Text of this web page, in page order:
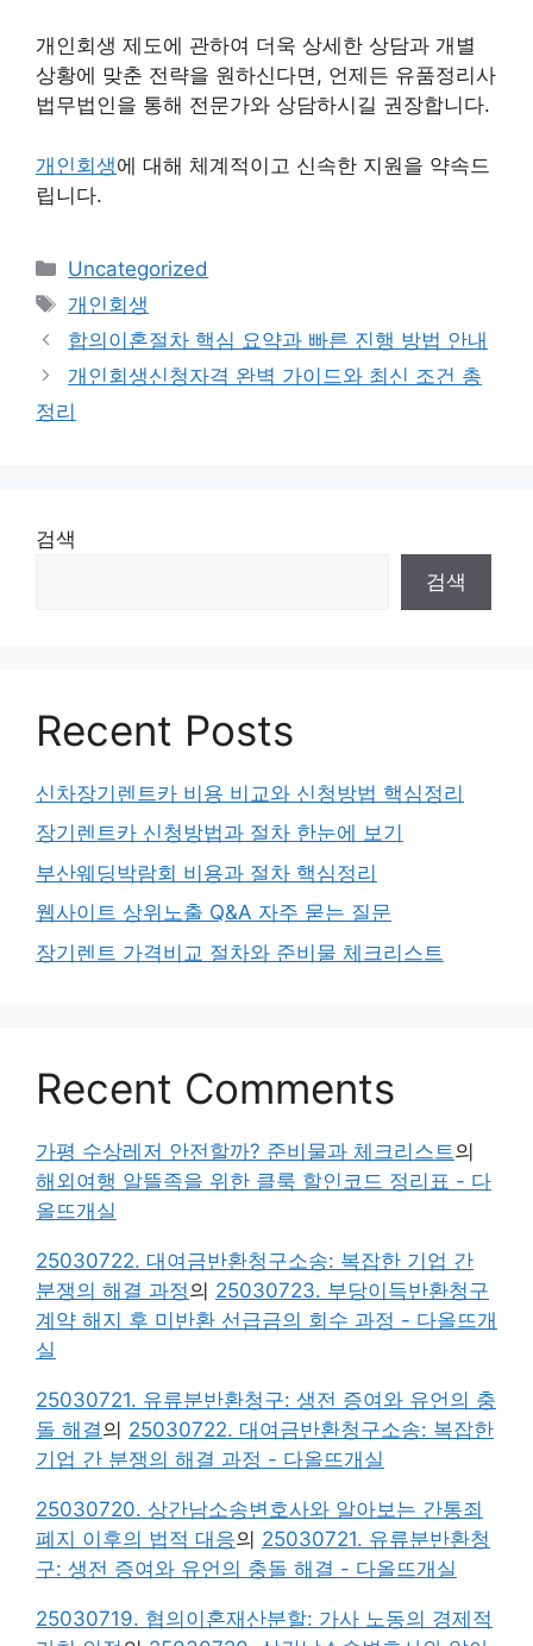
개인회생 제도에 관하여 더욱 상세한 상담과 개별
상황에 맞춘 전략을 원하신다면, 언제든 유품정리사
법무법인을 통해 전문가와 상담하시길 권장합니다.
개인회생에 대해 체계적이고 신속한 지원을 약속드
립니다.
카
테
고
리
Uncategorized
태
그
개인회생
합의이혼절차 핵심 요약과 빠른 진행 방법 안내
개인회생신청자격 완벽 가이드와 최신 조건 총
정리
검색
검색
Recent Posts
신차장기렌트카 비용 비교와 신청방법 핵심정리
장기렌트카 신청방법과 절차 한눈에 보기
부산웨딩박람회 비용과 절차 핵심정리
웹사이트 상위노출 Q&A 자주 묻는 질문
장기렌트 가격비교 절차와 준비물 체크리스트
Recent Comments
가평 수상레저 안전할까? 준비물과 체크리스트 의
해외여행 알뜰족을 위한 클룩 할인코드 정리표 - 다
올뜨개실
25030722. 대여금반환청구소송: 복잡한 기업 간
분쟁의 해결 과정의 25030723. 부당이득반환청구
계약 해지 후 미반환 선급금의 회수 과정 - 다올뜨개
실
25030721. 유류분반환청구: 생전 증여와 유언의 충
돌 해결의 25030722. 대여금반환청구소송: 복잡한
기업 간 분쟁의 해결 과정 - 다올뜨개실
25030720. 상간남소송변호사와 알아보는 간통죄
폐지 이후의 법적 대응의 25030721. 유류분반환청
구: 생전 증여와 유언의 충돌 해결 - 다올뜨개실
25030719. 협의이혼재산분할: 가사 노동의 경제적